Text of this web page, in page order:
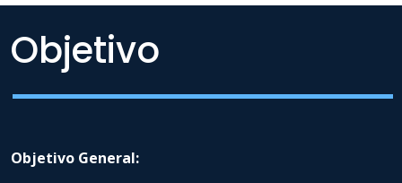
Objetivo General:
Objetivo